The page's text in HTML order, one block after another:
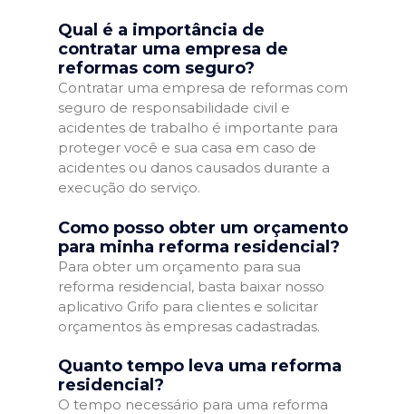
Qual é a importância de
contratar uma empresa de
reformas com seguro?
Contratar uma empresa de reformas com
seguro de responsabilidade civil e
acidentes de trabalho é importante para
proteger você e sua casa em caso de
acidentes ou danos causados durante a
execução do serviço.
Como posso obter um orçamento
para minha reforma residencial?
Para obter um orçamento para sua
reforma residencial, basta baixar nosso
aplicativo Grifo para clientes e solicitar
orçamentos às empresas cadastradas.
Quanto tempo leva uma reforma
residencial?
O tempo necessário para uma reforma